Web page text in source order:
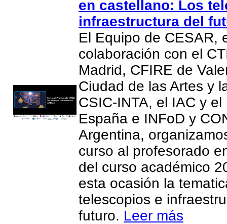
en castellano: Los
infraestructura del
El Equipo de CESAR,
colaboración con el
Madrid, CFIRE de
Ciudad de las Artes y
CSIC-INTA, el IAC y el
España e INFoD y
Argentina,
curso al profesorado
del curso académico
esta ocasión la
telescopios e
futuro. Leer más